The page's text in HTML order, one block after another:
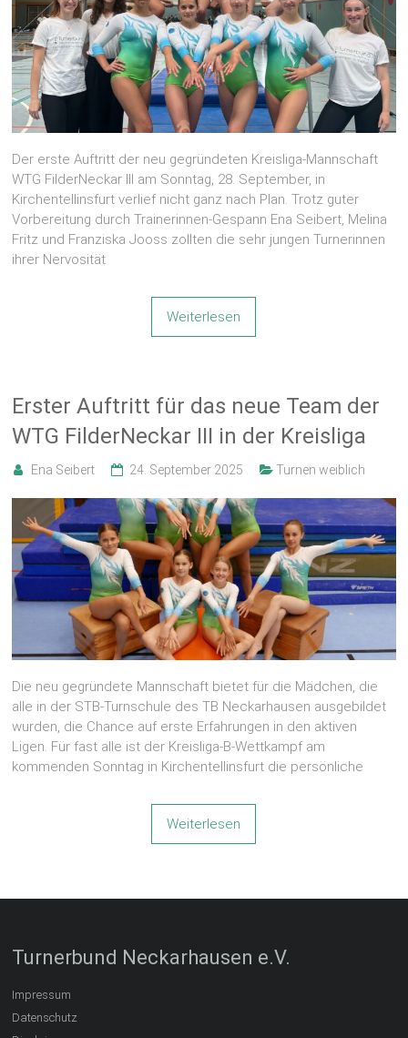
Der erste Auftritt der neu gegründeten Kreisliga-Mannschaft
WTG FilderNeckar III am Sonntag, 28. September, in
Kirchentellinsfurt verlief nicht ganz nach Plan. Trotz guter
Vorbereitung durch Trainerinnen-Gespann Ena Seibert, Melina
Fritz und Franziska Jooss zollten die sehr jungen Turnerinnen
ihrer Nervosität
Weiterlesen
Erster Auftritt für das neue Team der
WTG FilderNeckar III in der Kreisliga
Ena Seibert 24. September 2025 Turnen weiblich
Die neu gegründete Mannschaft bietet für die Mädchen, die
alle in der STB-Turnschule des TB Neckarhausen ausgebildet
wurden, die Chance auf erste Erfahrungen in den aktiven
Ligen. Für fast alle ist der Kreisliga-B-Wettkampf am
kommenden Sonntag in Kirchentellinsfurt die persönliche
Weiterlesen
Turnerbund Neckarhausen e.V.
Impressum
Datenschutz